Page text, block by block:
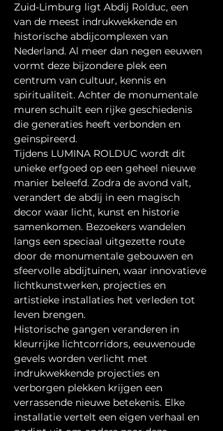
Zuid-Limburg ligt Abdij Rolduc, een
van de meest indrukwekkende en
historische abdijcomplexen van
Nederland. Al meer dan negen eeuwen
vormt deze bijzondere plek een
centrum van cultuur, kennis en
spiritualiteit. Achter de monumentale
muren schuilt een rijke geschiedenis
die generaties heeft verbonden en
geïnspireerd.
Tijdens LUMINA ROLDUC wordt dit
unieke erfgoed op een geheel nieuwe
manier beleefd. Zodra de avond valt,
verandert de abdij in een magisch
decor waar licht, kunst en historie
samenkomen. Bezoekers wandelen
langs een speciaal uitgezette route
door de monumentale gebouwen en
sfeervolle abdijtuinen, waar innovatieve
lichtkunstwerken, projecties en
artistieke installaties het verleden tot
leven brengen.
Historische gangen veranderen in
kleurrijke lichtcorridors, eeuwenoude
gevels worden verlicht met
indrukwekkende projecties en
verborgen plekken krijgen een
verrassende nieuwe betekenis. Elke
installatie vertelt een eigen verhaal en